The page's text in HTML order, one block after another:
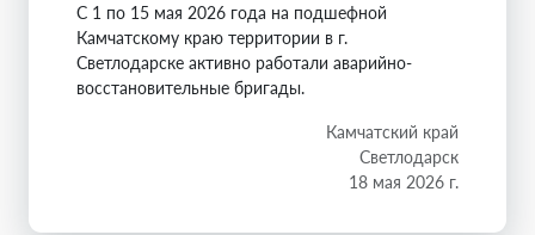
С 1 по 15 мая 2026 года на подшефной
Камчатскому краю территории в г.
Светлодарске активно работали аварийно-
восстановительные бригады.
Камчатский край
Светлодарск
18 мая 2026 г.